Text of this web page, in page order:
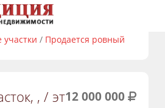
/ Продается ровный
, / эт12 000 000